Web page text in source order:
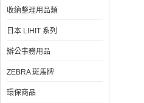
收納整理用品類
日本 LIHIT 系列
辦公事務用品
ZEBRA 斑馬牌
環保商品